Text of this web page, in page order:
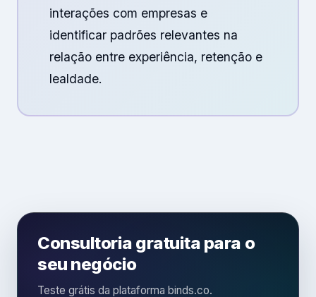
interações com empresas e
identificar padrões relevantes na
relação entre experiência, retenção e
lealdade.
Consultoria gratuita para o
seu negócio
Teste grátis da plataforma binds.co.